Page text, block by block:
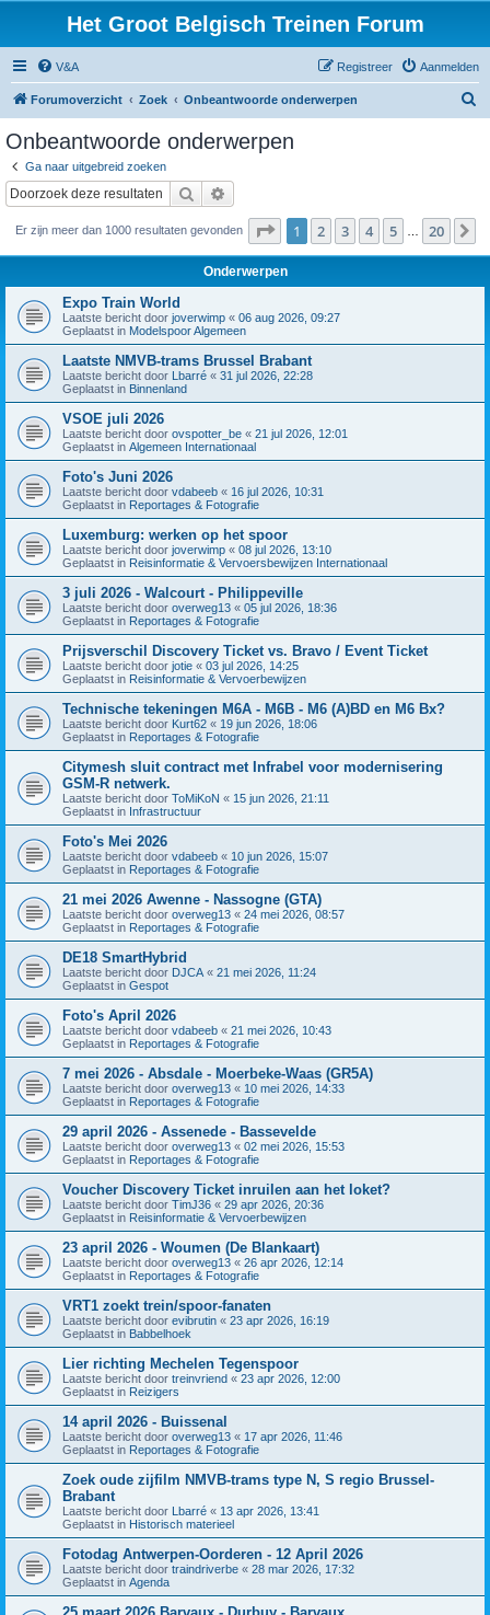
Het Groot Belgisch Treinen Forum
V&A Aanmelden
Registreer
Forumoverzicht Zoek Onbeantwoorde onderwerpen
Onbeantwoorde onderwerpen
Ga naar uitgebreid zoeken
Zoek
Er zijn meer dan 1000 resultaten gevonden Pagina van 20
1 2 3 4 5 20
Onderwerpen
Expo Train World
Laatste bericht door joverwimp « 06 aug 2026, 09:27
Geplaatst in Modelspoor Algemeen
Laatste NMVB-trams Brussel Brabant
Laatste bericht door Lbarré « 31 jul 2026, 22:28
Geplaatst in Binnenland
VSOE juli 2026
Laatste bericht door ovspotter_be « 21 jul 2026, 12:01
Geplaatst in Algemeen Internationaal
Foto's Juni 2026
Laatste bericht door vdabeeb « 16 jul 2026, 10:31
Geplaatst in Reportages & Fotografie
Luxemburg: werken op het spoor
Laatste bericht door joverwimp « 08 jul 2026, 13:10
Geplaatst in Reisinformatie & Vervoersbewijzen Internationaal
3 juli 2026 - Walcourt - Philippeville
Laatste bericht door overweg13 « 05 jul 2026, 18:36
Geplaatst in Reportages & Fotografie
Prijsverschil Discovery Ticket vs. Bravo / Event Ticket
Laatste bericht door jotie « 03 jul 2026, 14:25
Geplaatst in Reisinformatie & Vervoerbewijzen
Technische tekeningen M6A - M6B - M6 (A)BD en M6 Bx?
Laatste bericht door Kurt62 « 19 jun 2026, 18:06
Geplaatst in Reportages & Fotografie
Citymesh sluit contract met Infrabel voor modernisering
GSM-R netwerk.
Laatste bericht door ToMiKoN « 15 jun 2026, 21:11
Geplaatst in Infrastructuur
Foto's Mei 2026
Laatste bericht door vdabeeb « 10 jun 2026, 15:07
Geplaatst in Reportages & Fotografie
21 mei 2026 Awenne - Nassogne (GTA)
Laatste bericht door overweg13 « 24 mei 2026, 08:57
Geplaatst in Reportages & Fotografie
DE18 SmartHybrid
Laatste bericht door DJCA « 21 mei 2026, 11:24
Geplaatst in Gespot
Foto's April 2026
Laatste bericht door vdabeeb « 21 mei 2026, 10:43
Geplaatst in Reportages & Fotografie
7 mei 2026 - Absdale - Moerbeke-Waas (GR5A)
Laatste bericht door overweg13 « 10 mei 2026, 14:33
Geplaatst in Reportages & Fotografie
29 april 2026 - Assenede - Bassevelde
Laatste bericht door overweg13 « 02 mei 2026, 15:53
Geplaatst in Reportages & Fotografie
Voucher Discovery Ticket inruilen aan het loket?
Laatste bericht door TimJ36 « 29 apr 2026, 20:36
Geplaatst in Reisinformatie & Vervoerbewijzen
23 april 2026 - Woumen (De Blankaart)
Laatste bericht door overweg13 « 26 apr 2026, 12:14
Geplaatst in Reportages & Fotografie
VRT1 zoekt trein/spoor-fanaten
Laatste bericht door evibrutin « 23 apr 2026, 16:19
Geplaatst in Babbelhoek
Lier richting Mechelen Tegenspoor
Laatste bericht door treinvriend « 23 apr 2026, 12:00
Geplaatst in Reizigers
14 april 2026 - Buissenal
Laatste bericht door overweg13 « 17 apr 2026, 11:46
Geplaatst in Reportages & Fotografie
Zoek oude zijfilm NMVB-trams type N, S regio Brussel-
Brabant
Laatste bericht door Lbarré « 13 apr 2026, 13:41
Geplaatst in Historisch materieel
Fotodag Antwerpen-Oorderen - 12 April 2026
Laatste bericht door traindriverbe « 28 mar 2026, 17:32
Geplaatst in Agenda
25 maart 2026 Barvaux - Durbuy - Barvaux